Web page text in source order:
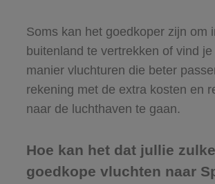
Soms kan het goedkoper zijn om
buitenland te vertrekken of vind
manier vluchturen die beter
rekening met de extra kosten en
naar de luchthaven te gaan.
Hoe kan het dat jullie zulke
goedkope vluchten naar